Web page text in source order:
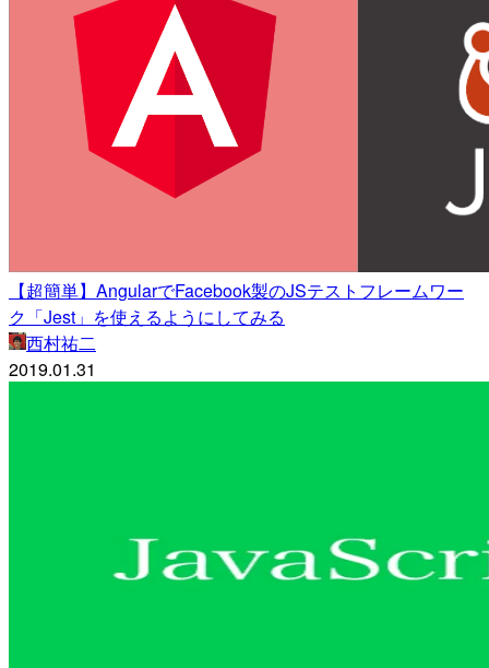
【超簡単】AngularでFacebook製のJSテストフレームワー
ク「Jest」を使えるようにしてみる
西村祐二
2019.01.31